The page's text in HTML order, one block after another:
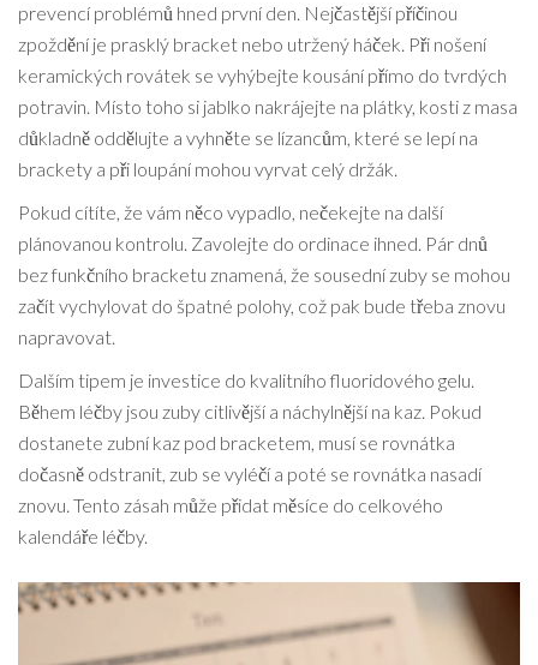
prevencí problémů hned první den. Nejčastější příčinou
zpoždění je prasklý bracket nebo utržený háček. Při nošení
keramických rovátek se vyhýbejte kousání přímo do tvrdých
potravin. Místo toho si jablko nakrájejte na plátky, kosti z masa
důkladně oddělujte a vyhněte se lízancům, které se lepí na
brackety a při loupání mohou vyrvat celý držák.
Pokud cítíte, že vám něco vypadlo, nečekejte na další
plánovanou kontrolu. Zavolejte do ordinace ihned. Pár dnů
bez funkčního bracketu znamená, že sousední zuby se mohou
začít vychylovat do špatné polohy, což pak bude třeba znovu
napravovat.
Dalším tipem je investice do kvalitního fluoridového gelu.
Během léčby jsou zuby citlivější a náchylnější na kaz. Pokud
dostanete zubní kaz pod bracketem, musí se rovnátka
dočasně odstranit, zub se vyléčí a poté se rovnátka nasadí
znovu. Tento zásah může přidat měsíce do celkového
kalendáře léčby.